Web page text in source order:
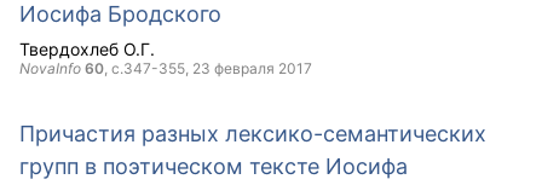
Иосифа Бродского
Твердохлеб О.Г.
NovaInfo 60, с.347-355, 23 февраля 2017
Причастия разных лексико-семантических
групп в поэтическом тексте Иосифа